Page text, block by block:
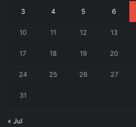
3 4 5 6
10 11 12 13
17 18 19 20
24 25 26 27
31
« Jul